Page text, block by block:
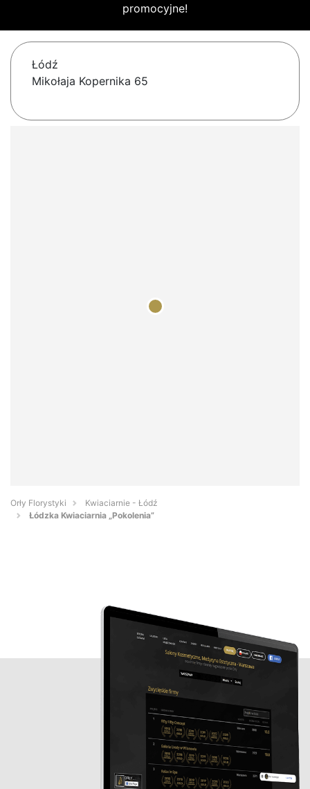
promocyjne!
Łódź
Mikołaja Kopernika 65
Orły Florystyki
Kwiaciarnie - Łódź
Łódzka Kwiaciarnia „Pokolenia”